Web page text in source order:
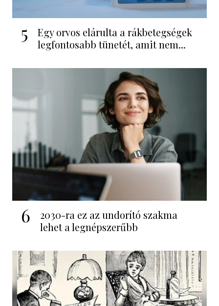
5
Egy orvos elárulta a rákbetegségek
legfontosabb tünetét, amit nem...
6
2030-ra ez az undorító szakma
lehet a legnépszerűbb